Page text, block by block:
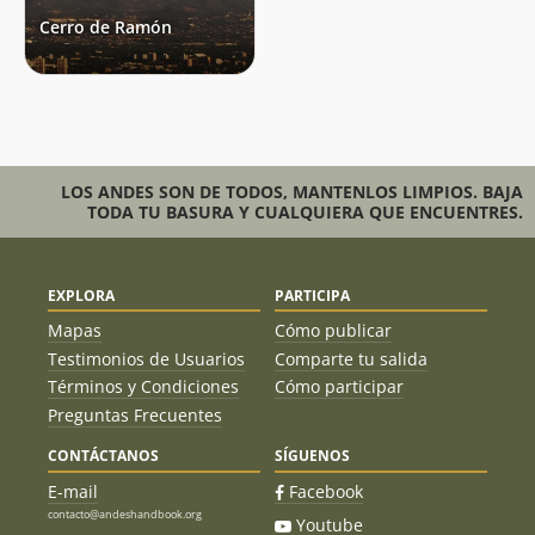
06/08/22 René Pérez Hernández
21/07/22 Jonathan Oliva
02/07/22 René Pérez Hernández
26/06/22 Carlos Guerrero
30/04/22
03/04/22 Elsbeth König
28/03/22 Rodolfo Sepulveda
24/03/22 Cristián Gálvez
18/03/22 René Pérez Hernández
Cerro de Ramón
LOS ANDES SON DE TODOS, MANTENLOS LIMPIOS. BAJA
TODA TU BASURA Y CUALQUIERA QUE ENCUENTRES.
EXPLORA
Mapas
Testimonios de Usuarios
Términos y Condiciones
Preguntas Frecuentes
PARTICIPA
Cómo publicar
Comparte tu salida
Cómo participar
CONTÁCTANOS
E-mail
contacto@andeshandbook.org
SÍGUENOS
Facebook
Youtube